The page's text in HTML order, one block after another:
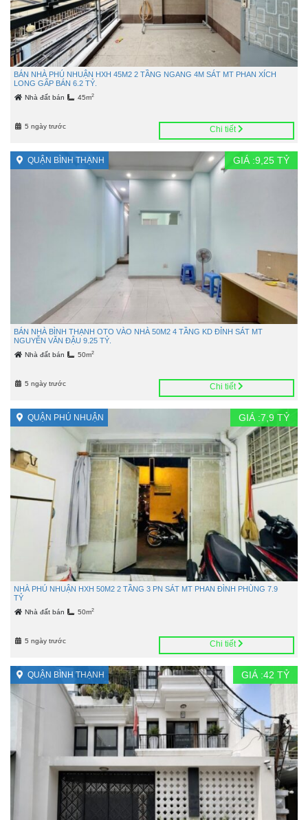
BÁN NHÀ PHÚ NHUẬN HXH 45M2 2 TẦNG NGANG 4M SÁT MT PHAN XÍCH
LONG GẤP BÁN 6.2 TỶ.
Nhà đất bán 45m2
5 ngày trước Chi tiết
QUẬN BÌNH THẠNH GIÁ :9,25 TỶ
BÁN NHÀ BÌNH THẠNH OTO VÀO NHÀ 50M2 4 TẦNG KD ĐỈNH SÁT MT
NGUYỄN VĂN ĐẬU 9.25 TỶ.
Nhà đất bán 50m2
5 ngày trước Chi tiết
QUẬN PHÚ NHUẬN GIÁ :7,9 TỶ
NHÀ PHÚ NHUẬN HXH 50M2 2 TẦNG 3 PN SÁT MT PHAN ĐÌNH PHÙNG 7.9
TỶ
Nhà đất bán 50m2
5 ngày trước Chi tiết
QUẬN BÌNH THẠNH GIÁ :42 TỶ